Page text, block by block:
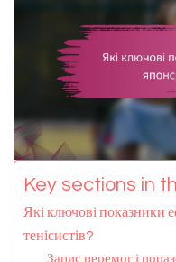
Key sections in
Які ключові показники
тенісистів?
Запис перемог і